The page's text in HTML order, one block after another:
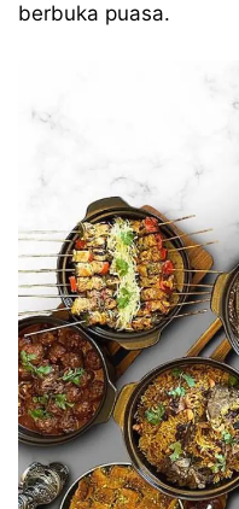
berbuka puasa.